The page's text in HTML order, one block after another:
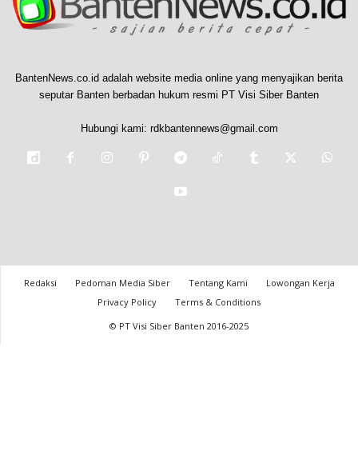
BantenNews.co.id adalah website media online yang menyajikan berita
seputar Banten berbadan hukum resmi PT Visi Siber Banten
Hubungi kami: rdkbantennews@gmail.com
Redaksi Pedoman Media Siber Tentang Kami
Lowongan Kerja
Privacy Policy
Terms & Conditions
© PT Visi Siber Banten 2016-2025